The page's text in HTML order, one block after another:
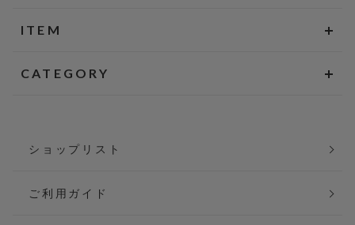
ITEM
CATEGORY
ショップリスト
ご利用ガイド